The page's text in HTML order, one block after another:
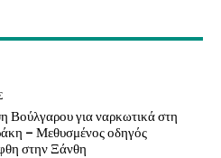
Βούλγαρου για ναρκωτικά στη
– Μεθυσμένος οδηγός
στην Ξάνθη